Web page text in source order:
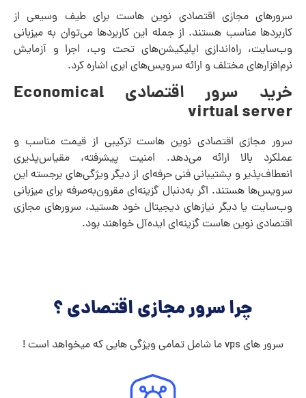
سرورهای مجازی اقتصادی نوین هاست برای طیف وسیعی از
کاربردها مناسب هستند. از جمله این کاربردها می‌توان به میزبانی
وب‌سایت، راه‌اندازی اپلیکیشن‌های تحت وب، اجرا و آزمایش
نرم‌افزارهای مختلف و ارائه سرویس‌های ابری اشاره کرد.
خرید سرور اقتصادی Economical
virtual server
سرور مجازی اقتصادی نوین هاست ترکیبی از قیمت مناسب و
عملکرد بالا ارائه می‌دهد. امنیت پیشرفته، مقیاس‌پذیری
انعطاف‌پذیر و پشتیبانی فنی حرفه‌ای از دیگر ویژگی‌های برجسته این
سرویس‌ها هستند. اگر به‌دنبال گزینه‌ای مقرون‌به‌صرفه برای میزبانی
وب‌سایت یا دیگر نیازهای دیجیتال خود هستید، سرورهای مجازی
اقتصادی نوین هاست گزینه‌ای ایده‌آل خواهند بود.
چرا سرور مجازی اقتصادی ؟
سرور های vps ما شامل تمامی ویژگی هایی که میخواهد است !